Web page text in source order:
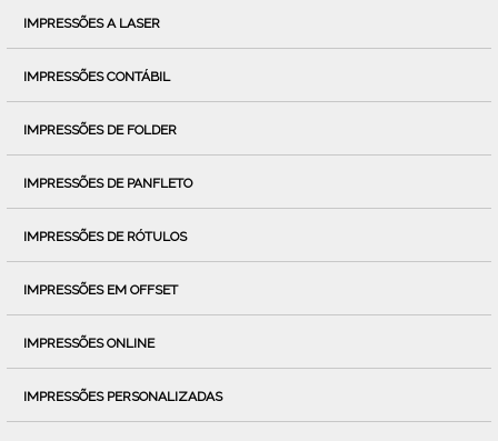
IMPRESSÕES A LASER
IMPRESSÕES CONTÁBIL
IMPRESSÕES DE FOLDER
IMPRESSÕES DE PANFLETO
IMPRESSÕES DE RÓTULOS
IMPRESSÕES EM OFFSET
IMPRESSÕES ONLINE
IMPRESSÕES PERSONALIZADAS